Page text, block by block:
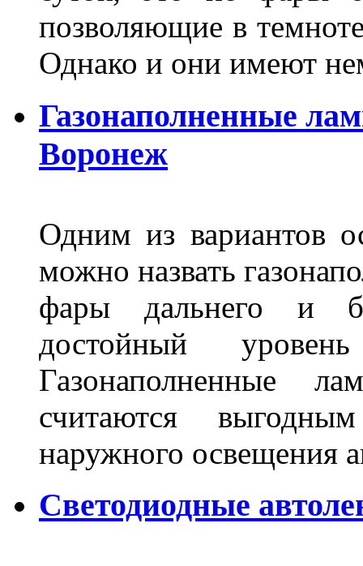
позволяющие в
Однако и они имеют
Газонаполненные
Воронеж
Одним из вариантов
можно назвать
фары дальнего и
достойный
Газонаполненные
считаются
наружного освещения
Светодиодные